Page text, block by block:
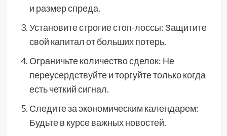
и размер спреда.
Установите строгие стоп-лоссы: Защитите
свой капитал от больших потерь.
Ограничьте количество сделок: Не
переусердствуйте и торгуйте только когда
есть четкий сигнал.
Следите за экономическим календарем:
Будьте в курсе важных новостей.